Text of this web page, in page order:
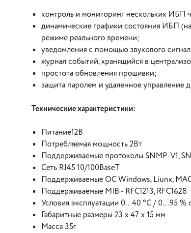
контроль и мониторинг нескольких ИБП
динамические графики состояния ИБП
режиме реального времени;
уведомления с помощью звукового
журнал событий, хранящийся в
простота обновления прошивки;
защита паролем и удаленное управление
Технические характеристики:
Питание12В
Потребляемая мощность 2Вт
Поддерживаемые протоколы SNMP-V1,
Сеть RJ45 10/100BaseT
Поддерживаемые ОС Windows, Liunx,
Поддерживаемые MIB - RFC1213, RFC1628
Условия эксплуатации 0…40 °С / 0…95 %
Габаритные размеры 23 х 47 х 15 мм
Масса 35г